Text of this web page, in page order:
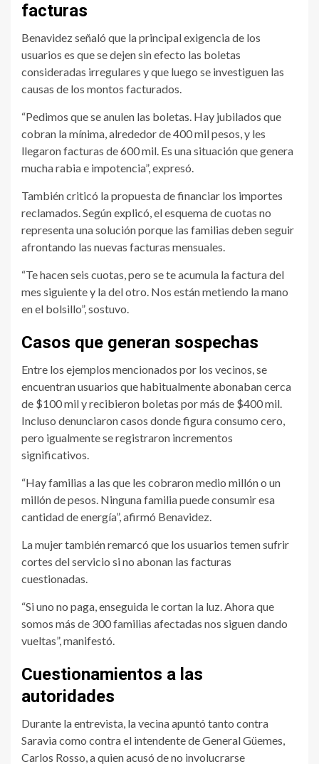
facturas
Benavidez señaló que la principal exigencia de los
usuarios es que se dejen sin efecto las boletas
consideradas irregulares y que luego se investiguen las
causas de los montos facturados.
“Pedimos que se anulen las boletas. Hay jubilados que
cobran la mínima, alrededor de 400 mil pesos, y les
llegaron facturas de 600 mil. Es una situación que genera
mucha rabia e impotencia”, expresó.
También criticó la propuesta de financiar los importes
reclamados. Según explicó, el esquema de cuotas no
representa una solución porque las familias deben seguir
afrontando las nuevas facturas mensuales.
“Te hacen seis cuotas, pero se te acumula la factura del
mes siguiente y la del otro. Nos están metiendo la mano
en el bolsillo”, sostuvo.
Casos que generan sospechas
Entre los ejemplos mencionados por los vecinos, se
encuentran usuarios que habitualmente abonaban cerca
de $100 mil y recibieron boletas por más de $400 mil.
Incluso denunciaron casos donde figura consumo cero,
pero igualmente se registraron incrementos
significativos.
“Hay familias a las que les cobraron medio millón o un
millón de pesos. Ninguna familia puede consumir esa
cantidad de energía”, afirmó Benavidez.
La mujer también remarcó que los usuarios temen sufrir
cortes del servicio si no abonan las facturas
cuestionadas.
“Si uno no paga, enseguida le cortan la luz. Ahora que
somos más de 300 familias afectadas nos siguen dando
vueltas”, manifestó.
Cuestionamientos a las
autoridades
Durante la entrevista, la vecina apuntó tanto contra
Saravia como contra el intendente de General Güemes,
Carlos Rosso, a quien acusó de no involucrarse